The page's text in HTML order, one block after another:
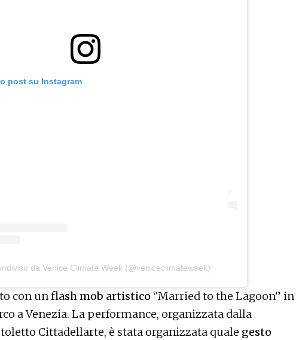
post su Instagram
da Venice Climate Week (@veniceclimateweek)
con unflash mob artistico “Married to the Lagoon” in
a Venezia. La performance, organizzata dalla
Cittadellarte, è stata organizzata quale gesto